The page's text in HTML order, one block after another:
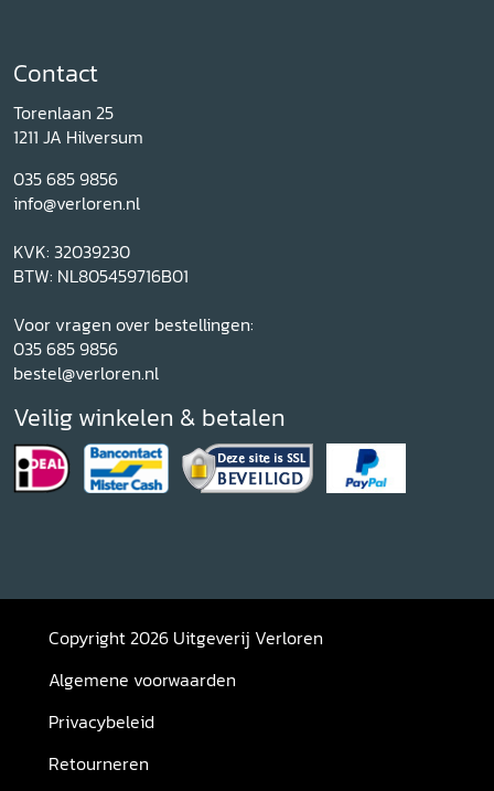
Contact
Torenlaan 25
1211 JA Hilversum
035 685 9856
info@verloren.nl
KVK: 32039230
BTW: NL805459716B01
Voor vragen over bestellingen:
035 685 9856
bestel@verloren.nl
Veilig winkelen & betalen
Copyright 2026 Uitgeverij Verloren
Algemene voorwaarden
Privacybeleid
Retourneren